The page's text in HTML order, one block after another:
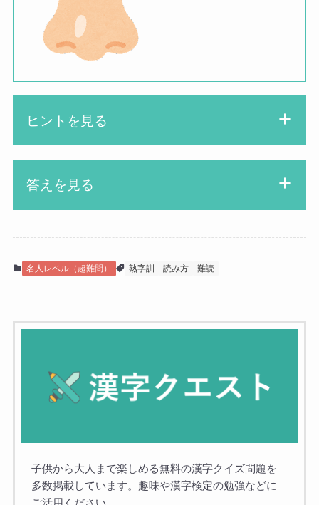
ヒントを見る
先生
漢字博士
4文字で身に着ける物だよ
答えを見る
ふんどし
「褌」とも書くよ
名人レベル（超難問） 熟字訓 読み方 難読
子供から大人まで楽しめる無料の漢字クイズ問題を
多数掲載しています。趣味や漢字検定の勉強などに